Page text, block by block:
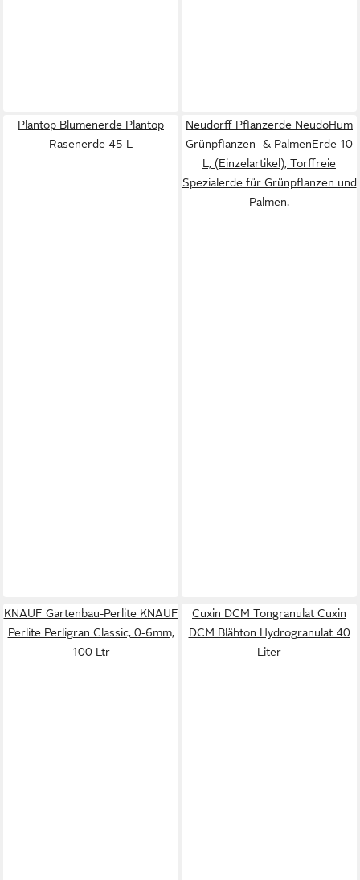
Plantop Blumenerde Plantop
Rasenerde 45 L
Neudorff Pflanzerde NeudoHum
Grünpflanzen- & PalmenErde 10
L, (Einzelartikel), Torffreie
Spezialerde für Grünpflanzen und
Palmen.
KNAUF Gartenbau-Perlite KNAUF
Perlite Perligran Classic, 0-6mm,
100 Ltr
Cuxin DCM Tongranulat Cuxin
DCM Blähton Hydrogranulat 40
Liter